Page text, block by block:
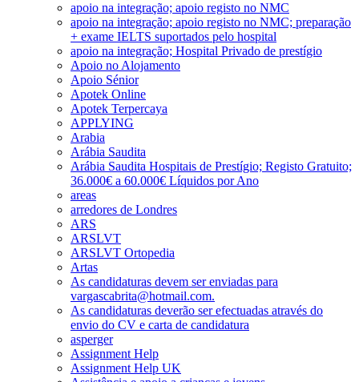
apoio na integração; apoio registo no NMC
apoio na integração; apoio registo no NMC; preparação
+ exame IELTS suportados pelo hospital
apoio na integração; Hospital Privado de prestígio
Apoio no Alojamento
Apoio Sénior
Apotek Online
Apotek Terpercaya
APPLYING
Arabia
Arábia Saudita
Arábia Saudita Hospitais de Prestígio; Registo Gratuito;
36.000€ a 60.000€ Líquidos por Ano
areas
arredores de Londres
ARS
ARSLVT
ARSLVT Ortopedia
Artas
As candidaturas devem ser enviadas para
vargascabrita@hotmail.com.
As candidaturas deverão ser efectuadas através do
envio do CV e carta de candidatura
asperger
Assignment Help
Assignment Help UK